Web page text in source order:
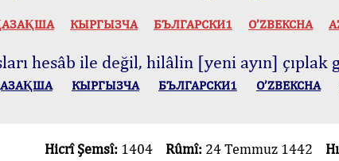
КЫPГЫЗЧA БЪЛГАРСКИ1 O’ZBEKCHA
hesâb ile değil, hilâlin [yeni ayın] çıplak
КЫPГЫЗЧA БЪЛГАРСКИ1 O’ZBEKCHA
Hicrî Şemsî: 1404 Rûmî: 24 Temmuz 1442